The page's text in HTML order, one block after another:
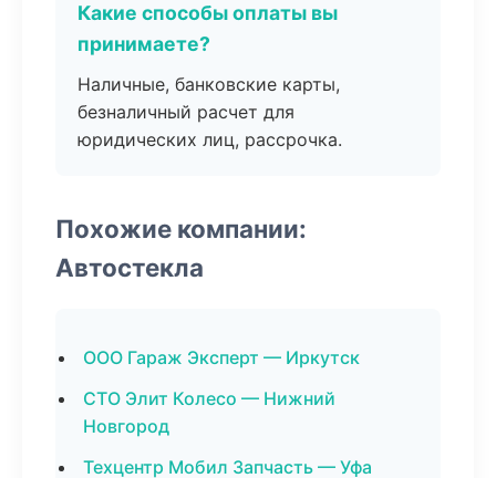
Какие способы оплаты вы
принимаете?
Наличные, банковские карты,
безналичный расчет для
юридических лиц, рассрочка.
Похожие компании:
Автостекла
ООО Гараж Эксперт — Иркутск
СТО Элит Колесо — Нижний
Новгород
Техцентр Мобил Запчасть — Уфа